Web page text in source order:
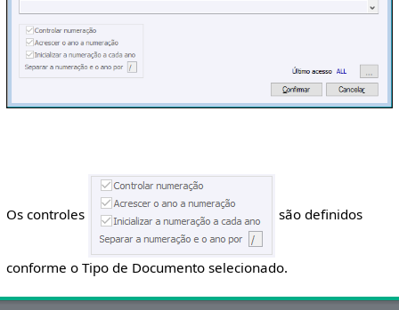
Os controles são definidos
conforme o Tipo de Documento selecionado.